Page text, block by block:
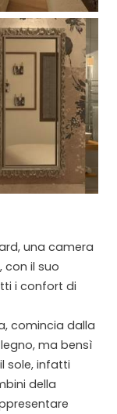
una camera
con il suo
i confort di
comincia dalla
ma bensì
sole, infatti
della